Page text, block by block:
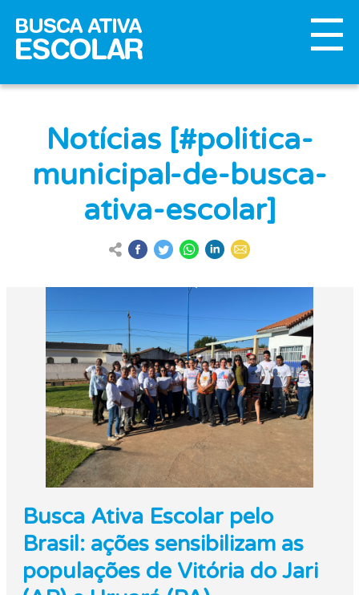
Notícias [#politica-
municipal-de-busca-
ativa-escolar]
Busca Ativa Escolar pelo
Brasil: ações sensibilizam as
populações de Vitória do Jari